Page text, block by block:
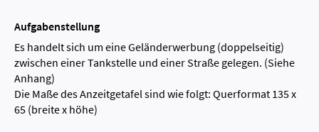
Aufgabenstellung
Es handelt sich um eine Geländerwerbung (doppelseitig)
zwischen einer Tankstelle und einer Straße gelegen. (Siehe
Anhang)
Die Maße des Anzeitgetafel sind wie folgt: Querformat 135 x
65 (breite x höhe)